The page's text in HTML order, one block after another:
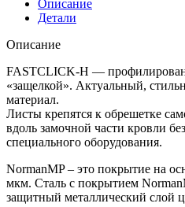
Описание
Детали
Описание
FASTCLICK-Н —
«защелкой». Актуальный,
материал.
Листы крепятся к обрешетке
вдоль замочной части кровли
специального оборудования.
NormanMP – это покрытие на
мкм. Сталь с покрытием
защитный металлический слой